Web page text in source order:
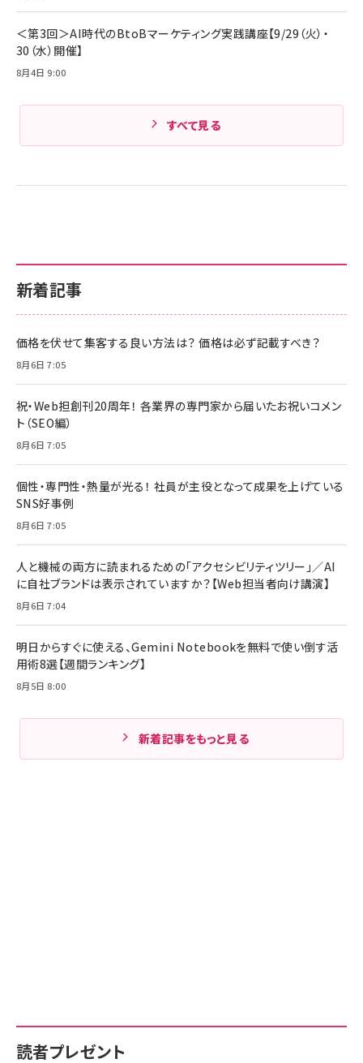
新着記事
価格を伏せて集客する良い方法は？ 価格は必ず記載すべき？
8月6日 7:05
祝・Web担創刊20周年！ 各業界の専門家から届いたお祝いコメン
ト（SEO編）
8月6日 7:05
個性・専門性・熱量が光る！ 社員が主役となって成果を上げている
SNS好事例
8月6日 7:05
人と機械の両方に読まれるための「アクセシビリティツリー」／AI
に自社ブランドは表示されていますか？【Web担当者向け講演】
8月6日 7:04
明日からすぐに使える、Gemini Notebookを無料で使い倒す活
用術8選【週間ランキング】
8月5日 8:00
新着記事をもっと見る
読者プレゼント
＜第3回＞AI時代のBtoBマーケティング実践講座【9/29（火）・
30（水）開催】
8月4日 9:00
すべて見る